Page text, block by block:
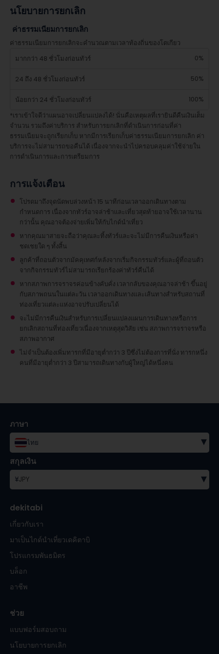
นโยบายการยกเลิก
ค่าธรรมเนียมการยกเลิก
ค่าธรรมเนียมการยกเลิกจะคำนวณตามเวลาท้องถิ่นของโตเกียว
มากกว่า 48 ชั่วโมงก่อนทัวร์
0%
24 ถึง 48 ชั่วโมงก่อนทัวร์ 50%
น้อยกว่า 24 ชั่วโมงก่อนทัวร์
100%
*เราเข้าใจดีว่าแผนอาจเปลี่ยนแปลงได้! นั่นคือเหตุผลที่เรายินดีคืนเงินเต็ม
จำนวน รวมถึงค่าบริการ สำหรับการยกเลิกที่ดำเนินการก่อนที่ค่า
ธรรมเนียมจะถูกเรียกเก็บ หากมีการเรียกเก็บค่าธรรมเนียมการยกเลิก ค่า
บริการจะไม่สามารถขอคืนได้ เนื่องจากจะนำไปครอบคลุมค่าใช้จ่ายใน
การดำเนินการและการเตรียมการ
การแจ้งเตือน
โปรดมาถึงจุดนัดพบล่วงหน้า 15 นาทีก่อนเวลาออกเดินทางตาม
กำหนดการ เนื่องจากทัวร์อาจล่าช้าและเที่ยวสุดท้ายอาจใช้เวลานาน
กว่านั้น คุณอาจต้องจ่ายเพิ่มให้กับไกด์นำเที่ยว
หากคุณมาสายจะถือว่าคุณละทิ้งทัวร์และจะไม่มีการคืนเงินหรือค่า
ชดเชยใด ๆ ทั้งสิ้น
ลูกค้าที่ถอนตัวจากมัคคุเทศก์หลังจากเริ่มกิจกรรมทัวร์และผู้ที่ถอนตัว
จากกิจกรรมทัวร์ไม่สามารถเรียกร้องค่าทัวร์คืนได้
หากสภาพการจราจรค่อนข้างคับคั่ง เวลากลับของคุณอาจล่าช้า ขึ้นอยู่
กับสภาพถนนในแต่ละวัน เวลาออกเดินทางและเส้นทางสำหรับสถานที่
ท่องเที่ยวแต่ละแห่งอาจปรับเปลี่ยนได้
จะไม่มีการคืนเงินสำหรับการเปลี่ยนแปลงแผนการเดินทางหรือการ
ยกเลิกสถานที่ท่องเที่ยวเนื่องจากเหตุสุดวิสัย เช่น สภาพการจราจรหรือ
สภาพอากาศ
ไม่จำเป็นต้องเพิ่มทารกที่มีอายุต่ำกว่า 3 ปีซึ่งไม่ต้องการที่นั่ง ทารกหนึ่ง
คนที่มีอายุต่ำกว่า 3 ปีสามารถเดินทางกับผู้ใหญ่ได้หนึ่งคน
ภาษา
ไทย ▾
สกุลเงิน
¥JPY ▾
dekitabi
เกี่ยวกับเรา
มาเป็นไกด์นำเที่ยวเดคิตาบิ
โปรแกรมพันธมิตร
บล็อก
อาชีพ
ช่วย
แบบฟอร์มสอบถาม
นโยบายการยกเลิก